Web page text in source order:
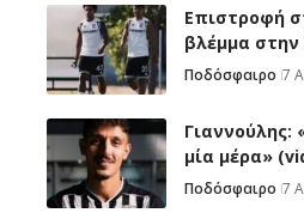
Επιστροφή
βλέμμα στην
Ποδόσφαιρο 7
Γιαννούλης:
μία μέρα»
Ποδόσφαιρο 7